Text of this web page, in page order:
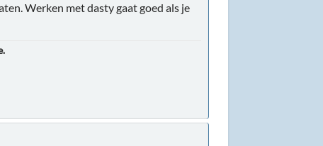
Werken met dasty gaat goed als je